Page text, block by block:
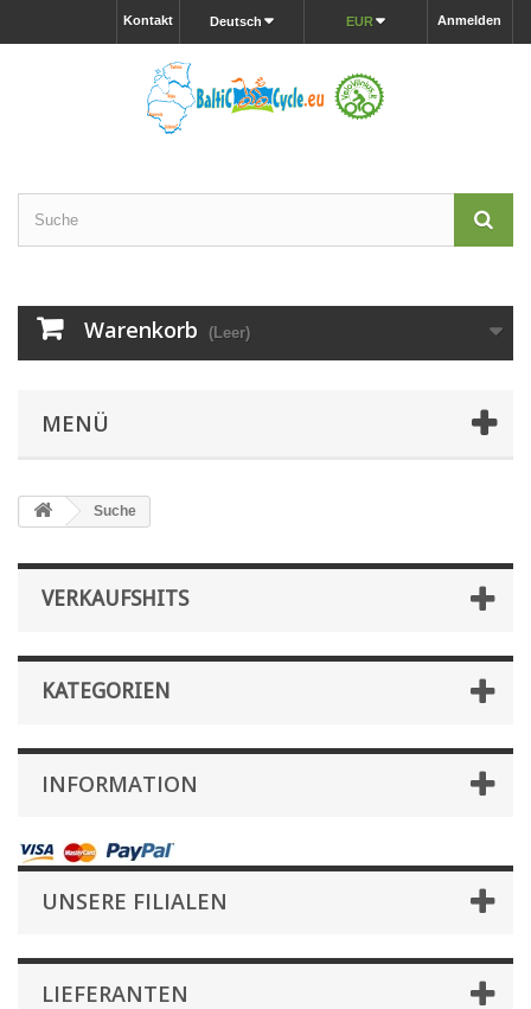
Anmelden
EUR
Deutsch
Kontakt
Warenkorb (Leer)
MENÜ
Suche
VERKAUFSHITS
KATEGORIEN
INFORMATION
UNSERE FILIALEN
LIEFERANTEN